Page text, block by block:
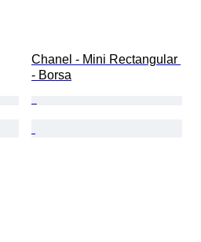
Chanel - Mini Rectangular
- Borsa